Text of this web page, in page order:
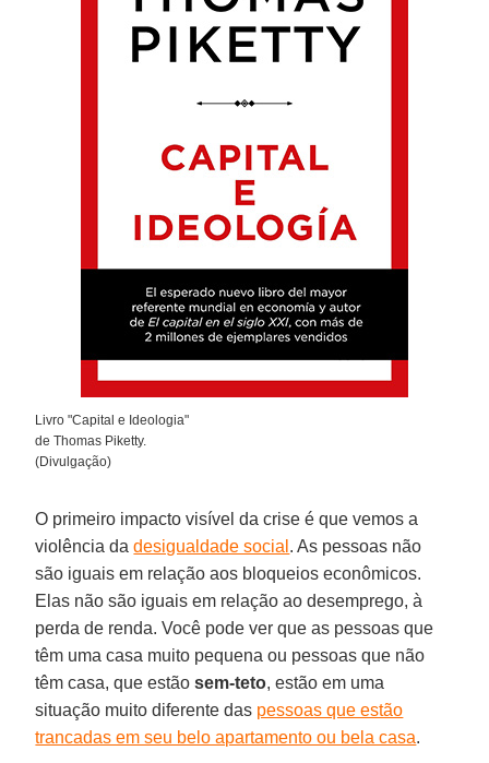
Livro "Capital e Ideologia"
de Thomas Piketty.
(Divulgação)
O primeiro impacto visível da crise é que vemos a
violência dadesigualdade social . As pessoas não
são iguais em relação aos bloqueios econômicos.
Elas não são iguais em relação ao desemprego, à
perda de renda. Você pode ver que as pessoas que
têm uma casa muito pequena ou pessoas que não
têm casa, que estãosem-teto, estão em uma
situação muito diferente das pessoas que estão
trancadas em seu belo apartamento ou bela casa.